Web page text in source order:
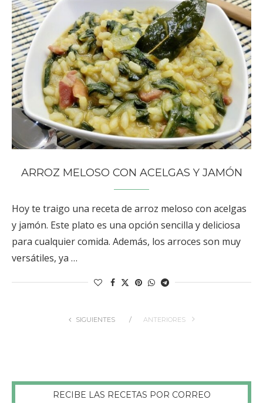
ARROZ MELOSO CON ACELGAS Y JAMÓN
Hoy te traigo una receta de arroz meloso con acelgas
y jamón. Este plato es una opción sencilla y deliciosa
para cualquier comida. Además, los arroces son muy
versátiles, ya …
SIGUIENTES ANTERIORES
RECIBE LAS RECETAS POR CORREO